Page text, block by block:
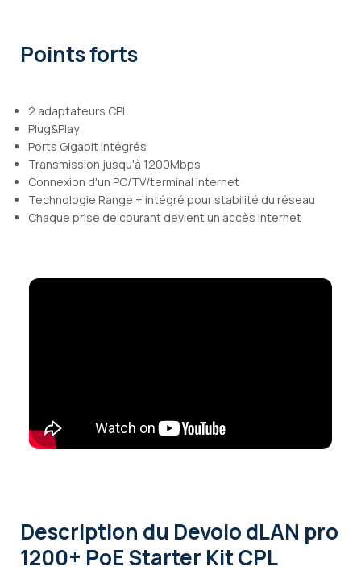
Points forts
2 adaptateurs CPL
Plug&Play
Ports Gigabit intégrés
Transmission jusqu'à 1200Mbps
Connexion d'un PC/TV/terminal internet
Technologie Range + intégré pour stabilité du réseau
Chaque prise de courant devient un accès internet
Description du Devolo dLAN pro
1200+ PoE Starter Kit CPL